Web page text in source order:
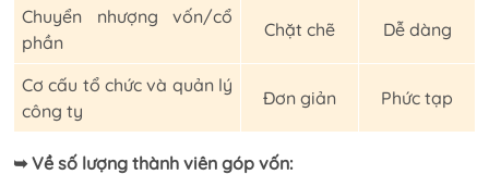
Chuyển nhượng vốn/cổ
phần
Chặt chẽ Dễ dàng
Cơ cấu tổ chức và quản lý
công ty
Đơn giản Phức tạp
➥ Về số lượng thành viên góp vốn: